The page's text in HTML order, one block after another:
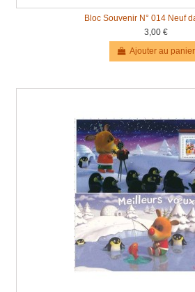
Bloc Souvenir N° 014 Neuf
3,00 €
Ajouter au panier